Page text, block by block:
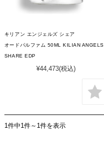
キリアン エンジェルズ シェア
オードパルファム 50ML KILIAN ANGELS
SHARE EDP
¥44,473(税込)
1件中1件～1件を表示